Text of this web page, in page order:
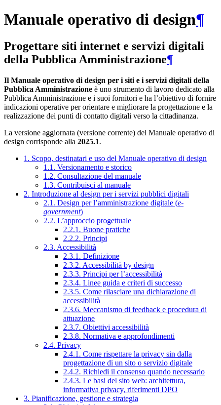
Manuale operativo di design¶
Progettare siti internet e servizi digitali
della Pubblica Amministrazione¶
Il Manuale operativo di design per i siti e i servizi digitali della
Pubblica Amministrazione è uno strumento di lavoro dedicato alla
Pubblica Amministrazione e i suoi fornitori e ha l’obiettivo di fornire
indicazioni operative per orientare e migliorare la progettazione e la
realizzazione dei punti di contatto digitali verso la cittadinanza.
La versione aggiornata (versione corrente) del Manuale operativo di
design corrisponde alla 2025.1.
1. Scopo, destinatari e uso del Manuale operativo di design
1.1. Versionamento e storico
1.2. Consultazione del manuale
1.3. Contribuisci al manuale
2. Introduzione al design per i servizi pubblici digitali
2.1. Design per l’amministrazione digitale (e-
government)
2.2. L’approccio progettuale
2.2.1. Buone pratiche
2.2.2. Principi
2.3. Accessibilità
2.3.1. Definizione
2.3.2. Accessibilità by design
2.3.3. Principi per l’accessibilità
2.3.4. Linee guida e criteri di successo
2.3.5. Come rilasciare una dichiarazione di
accessibilità
2.3.6. Meccanismo di feedback e procedura di
attuazione
2.3.7. Obiettivi accessibilità
2.3.8. Normativa e approfondimenti
2.4. Privacy
2.4.1. Come rispettare la privacy sin dalla
progettazione di un sito o servizio digitale
2.4.2. Richiedi il consenso quando necessario
2.4.3. Le basi del sito web: architettura,
informativa privacy, riferimenti DPO
3. Pianificazione, gestione e strategia